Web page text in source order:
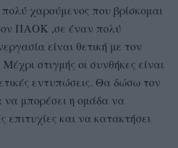
πολύ χαρούμενος που βρίσκομαι
ΠΑΟΚ ,σε έναν πολύ
είναι θετική με τον
στιγμής οι συνθήκες είναι
εντυπώσεις. Θα δώσω τον
να μπορέσει η ομάδα να
επιτυχίες και να κατακτήσει